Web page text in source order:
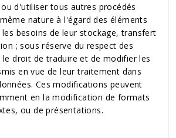
d'utiliser tous autres procédés
nature à l'égard des éléments
besoins de leur stockage, transfert
; sous réserve du respect des
droit de traduire et de modifier les
en vue de leur traitement dans
Ces modifications peuvent
en la modification de formats
ou de présentations.